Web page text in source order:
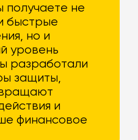
получаете не
быстрые
но и
уровень
разработали
защиты,
и
финансовое